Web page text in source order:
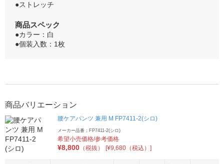
●ストレッチ
商品スペック
●カラー：白
●個装入数：1枚
商品バリエーション
腰ケアパンツ 兼用 M FP7411-2(シロ)
メーカー品番：FP7411-2(シロ)
希望小売価格/参考価格
¥8,800 （税抜） [¥9,680（税込）]